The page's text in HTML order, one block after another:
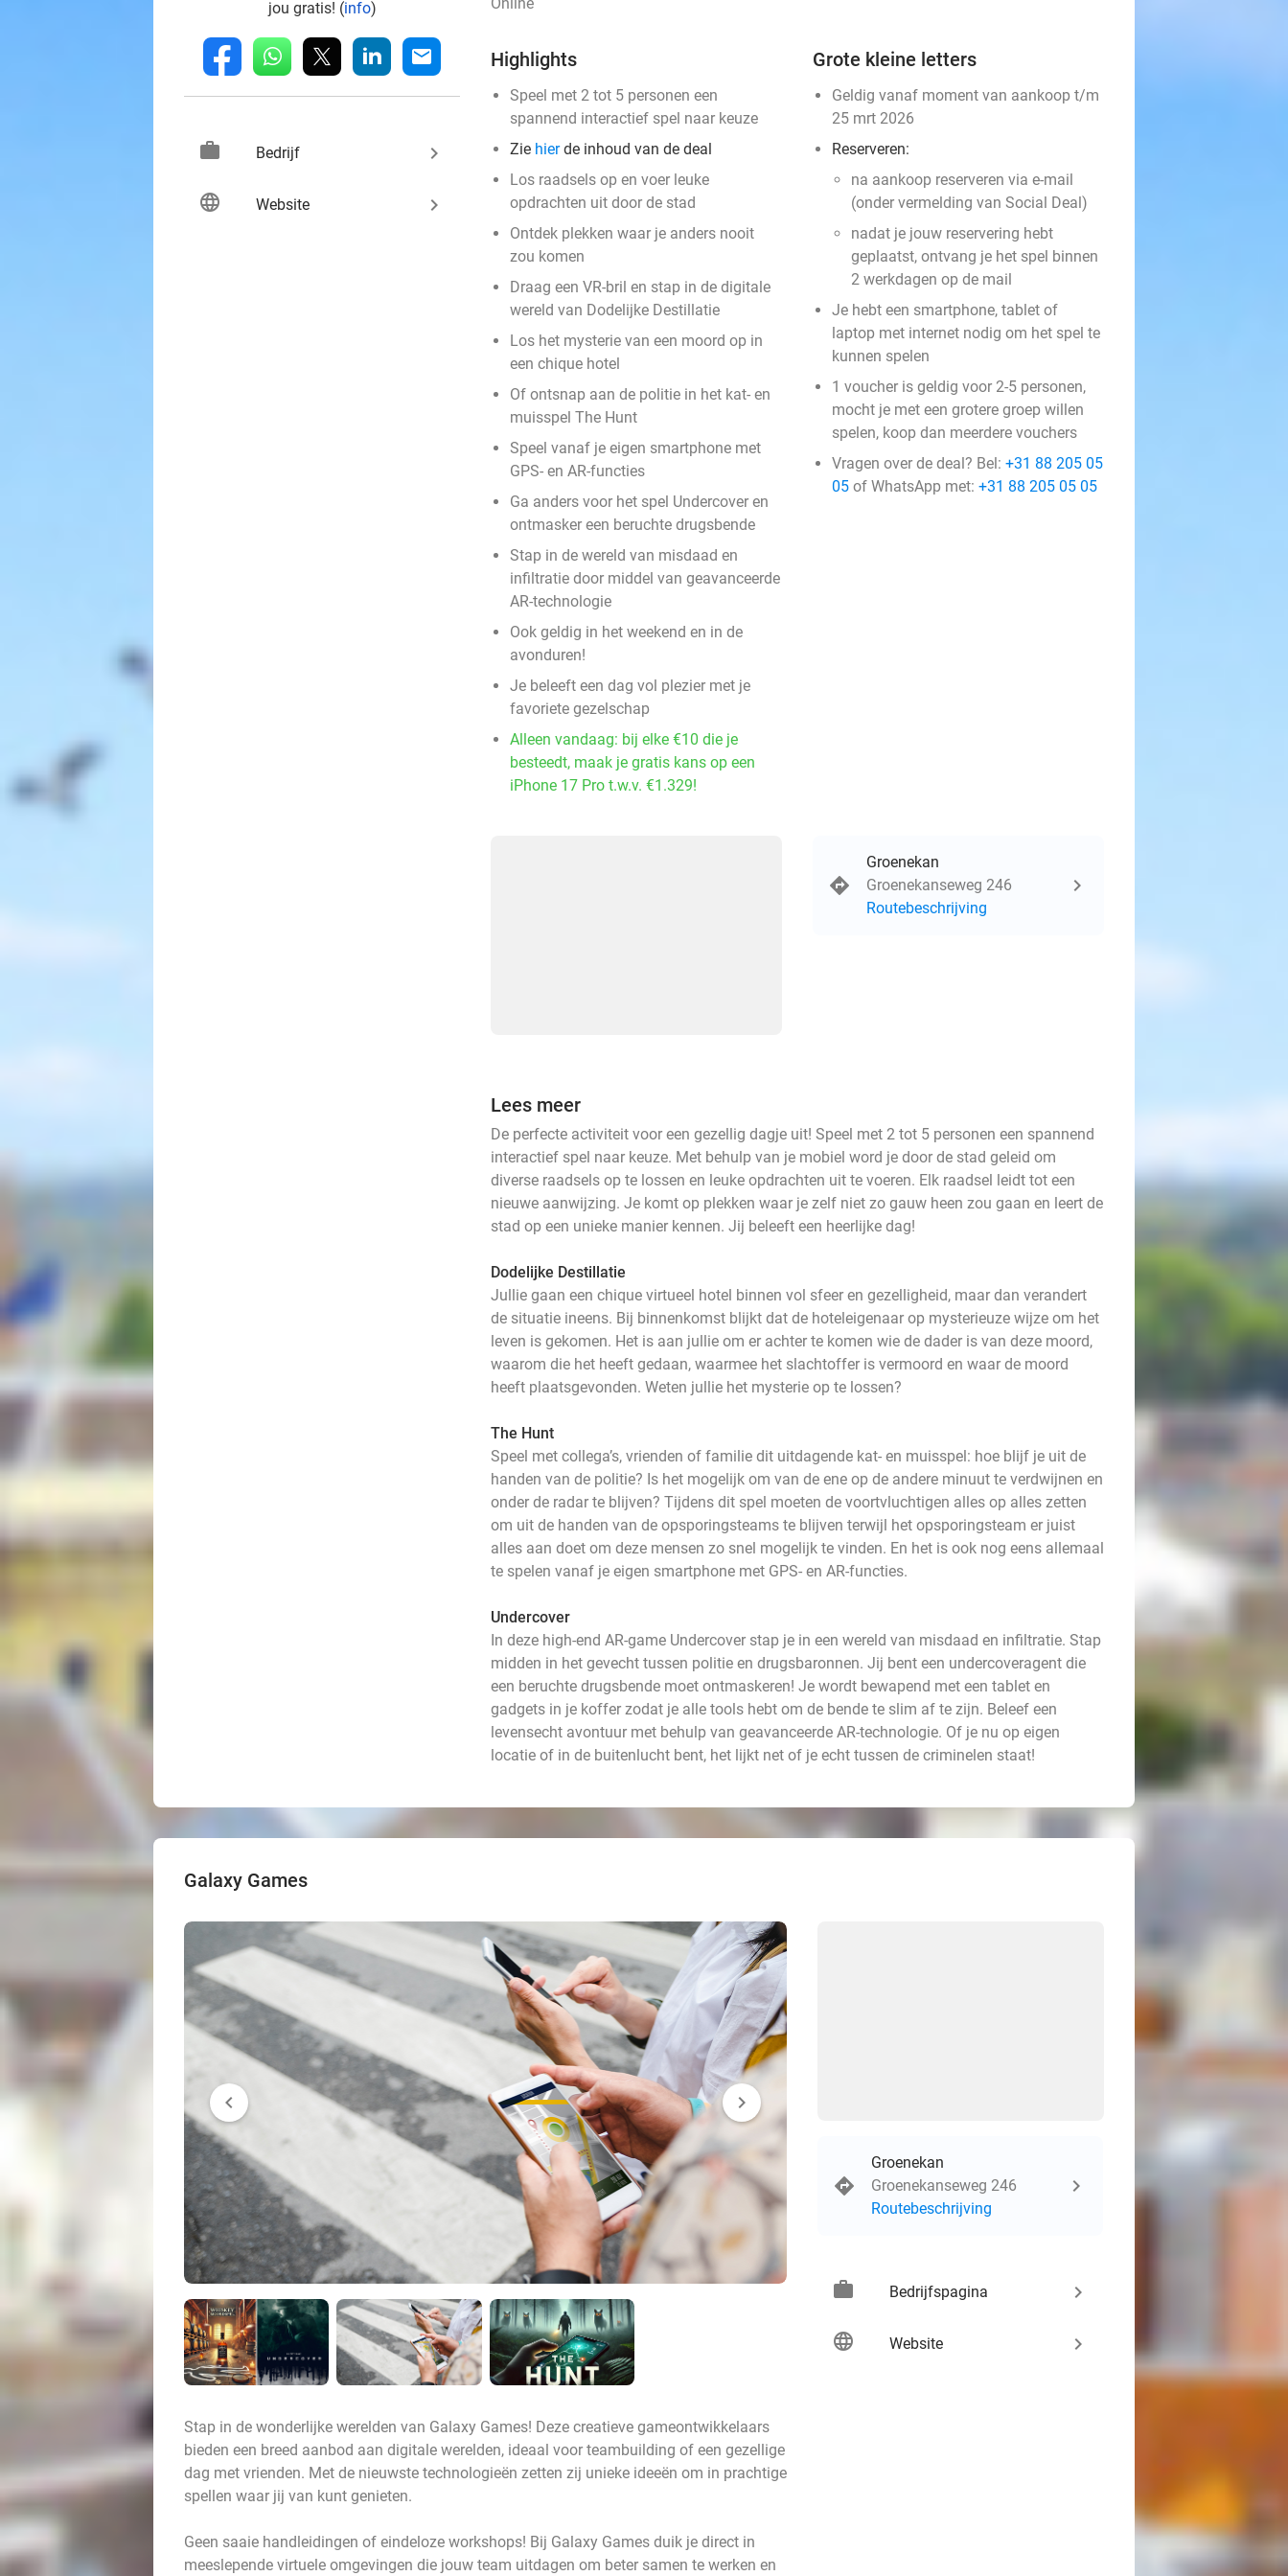
jou gratis! (info)
fb whatsapp linkedin mail
work Bedrijf keyboard_arrow_right
language Website keyboard_arrow_right
Highlights
Speel met 2 tot 5 personen een
spannend interactief spel naar keuze
Zie hierde inhoud van de deal
Los raadsels op en voer leuke
opdrachten uit door de stad
Ontdek plekken waar je anders nooit
zou komen
Draag een VR-bril en stap in de digitale
wereld van Dodelijke Destillatie
Los het mysterie van een moord op in
een chique hotel
Of ontsnap aan de politie in het kat- en
muisspel The Hunt
Speel vanaf je eigen smartphone met
GPS- en AR-functies
Ga anders voor het spel Undercover en
ontmasker een beruchte drugsbende
Stap in de wereld van misdaad en
infiltratie door middel van geavanceerde
AR-technologie
Ook geldig in het weekend en in de
avonduren!
Je beleeft een dag vol plezier met je
favoriete gezelschap
Alleen vandaag: bij elke €10 die je
besteedt, maak je gratis kans op een
iPhone 17 Pro t.w.v. €1.329!
Grote kleine letters
Geldig vanaf moment van aankoop t/m
25 mrt 2026
Reserveren:
na aankoop reserveren via e-mail
(onder vermelding van Social Deal)
nadat je jouw reservering hebt
geplaatst, ontvang je het spel binnen
2 werkdagen op de mail
Je hebt een smartphone, tablet of
laptop met internet nodig om het spel te
kunnen spelen
1 voucher is geldig voor 2-5 personen,
mocht je met een grotere groep willen
spelen, koop dan meerdere vouchers
Vragen over de deal? Bel: +31 88 205 05
05 of WhatsApp met: +31 88 205 05 05
Groenekan
Groenekanseweg 246
Routebeschrijving
Lees meer
De perfecte activiteit voor een gezellig dagje uit! Speel met 2 tot 5 personen een spannend
interactief spel naar keuze. Met behulp van je mobiel word je door de stad geleid om
diverse raadsels op te lossen en leuke opdrachten uit te voeren. Elk raadsel leidt tot een
nieuwe aanwijzing. Je komt op plekken waar je zelf niet zo gauw heen zou gaan en leert de
stad op een unieke manier kennen. Jij beleeft een heerlijke dag!
Dodelijke Destillatie
Jullie gaan een chique virtueel hotel binnen vol sfeer en gezelligheid, maar dan verandert
de situatie ineens. Bij binnenkomst blijkt dat de hoteleigenaar op mysterieuze wijze om het
leven is gekomen. Het is aan jullie om er achter te komen wie de dader is van deze moord,
waarom die het heeft gedaan, waarmee het slachtoffer is vermoord en waar de moord
heeft plaatsgevonden. Weten jullie het mysterie op te lossen?
The Hunt
Speel met collega’s, vrienden of familie dit uitdagende kat- en muisspel: hoe blijf je uit de
handen van de politie? Is het mogelijk om van de ene op de andere minuut te verdwijnen en
onder de radar te blijven? Tijdens dit spel moeten de voortvluchtigen alles op alles zetten
om uit de handen van de opsporingsteams te blijven terwijl het opsporingsteam er juist
alles aan doet om deze mensen zo snel mogelijk te vinden. En het is ook nog eens allemaal
te spelen vanaf je eigen smartphone met GPS- en AR-functies.
Undercover
In deze high-end AR-game Undercover stap je in een wereld van misdaad en infiltratie. Stap
midden in het gevecht tussen politie en drugsbaronnen. Jij bent een undercoveragent die
een beruchte drugsbende moet ontmaskeren! Je wordt bewapend met een tablet en
gadgets in je koffer zodat je alle tools hebt om de bende te slim af te zijn. Beleef een
levensecht avontuur met behulp van geavanceerde AR-technologie. Of je nu op eigen
locatie of in de buitenlucht bent, het lijkt net of je echt tussen de criminelen staat!
Galaxy Games
chevron_left chevron_right
Stap in de wonderlijke werelden van Galaxy Games! Deze creatieve gameontwikkelaars
bieden een breed aanbod aan digitale werelden, ideaal voor teambuilding of een gezellige
dag met vrienden. Met de nieuwste technologieën zetten zij unieke ideeën om in prachtige
spellen waar jij van kunt genieten.
Geen saaie handleidingen of eindeloze workshops! Bij Galaxy Games duik je direct in
meeslepende virtuele omgevingen die jouw team uitdagen om beter samen te werken en
Groenekan
Groenekanseweg 246
Routebeschrijving
work Bedrijfspagina keyboard_arrow_right
language Website keyboard_arrow_right